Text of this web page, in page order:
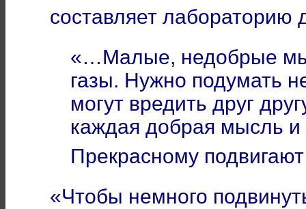
составляет лабораторию
«…Малые, недобрые
газы. Нужно подумать
могут вредить друг
каждая добрая мысль и
Прекрасному
«Чтобы немного